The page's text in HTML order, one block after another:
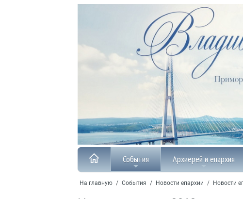
События Архиерей и епархия
На главную / События / Новости епархии / Новости